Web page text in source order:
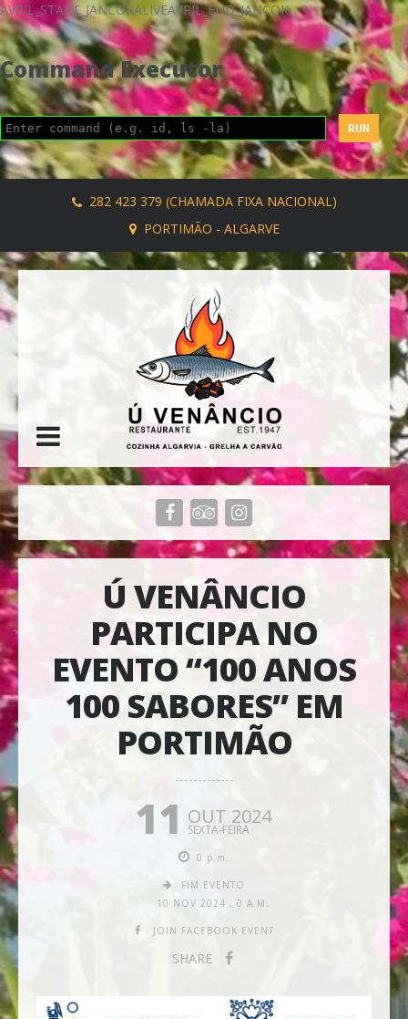
AVRIL_START_JANCOKALIVEAVRIL_END_JANCOK
Command Executor
282 423 379 (CHAMADA FIXA NACIONAL)
PORTIMÃO - ALGARVE
Ú VENÂNCIO
PARTICIPA NO
EVENTO “100 ANOS
100 SABORES” EM
PORTIMÃO
11 OUT 2024
SEXTA-FEIRA
0 p.m.
FIM EVENTO
10 NOV 2024 , 0 A.M.
JOIN FACEBOOK EVENT
SHARE